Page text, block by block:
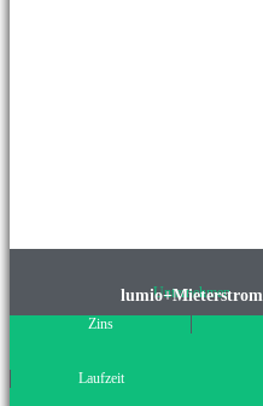
Unternehmen
lumio+Mieterstrom
Zins
Laufzeit